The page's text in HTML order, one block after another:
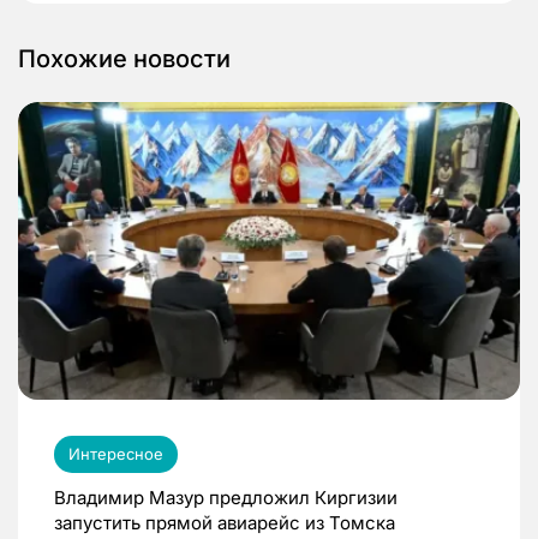
Похожие новости
Интересное
Владимир Мазур предложил Киргизии
запустить прямой авиарейс из Томска